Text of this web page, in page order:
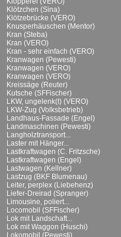
Klötzchen (Sina)
Klötzebrücke (VERO)
Knusperhäuschen (Mentor)
Kran (Steba)
Kran (VERO)
Kran - sehr einfach (VERO)
Kranwagen (Pewesti)
Kranwagen (VERO)
Kranwagen (VERO)
Kreissäge (Reuter)
Kutsche (SFFischer)
LKW, ungelenk(t) (VERO)
LKW-Zug (Volksbetrieb)
Landhaus-Fassade (Engel)
Landmaschinen (Pewesti)
Langholztransport...
Laster mit Hänger...
Lastkraftwagen (C. Fritzsche)
Lastkraftwagen (Engel)
Lastwagen (Kellner)
Lastzug (BKF Blumenau)
Leiter, perplex (Liebehenz)
Liefer-Dreirad (Spranger)
Limousine, poliert...
Locomobil (SFFischer)
Lok mit Landschaft...
Lok mit Waggon (Huschi)
Lokomobil (Pewesti)